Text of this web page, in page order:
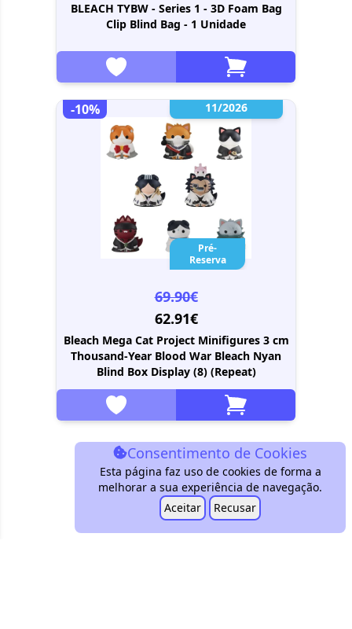
BLEACH TYBW - Series 1 - 3D Foam Bag
Clip Blind Bag - 1 Unidade
-10% 11/2026
Pré-
Reserva
69.90€
62.91€
Bleach Mega Cat Project Minifigures 3 cm
Thousand-Year Blood War Bleach Nyan
Blind Box Display (8) (Repeat)
Consentimento de Cookies
Esta página faz uso de cookies de forma a
melhorar a sua experiência de navegação.
Aceitar
Recusar